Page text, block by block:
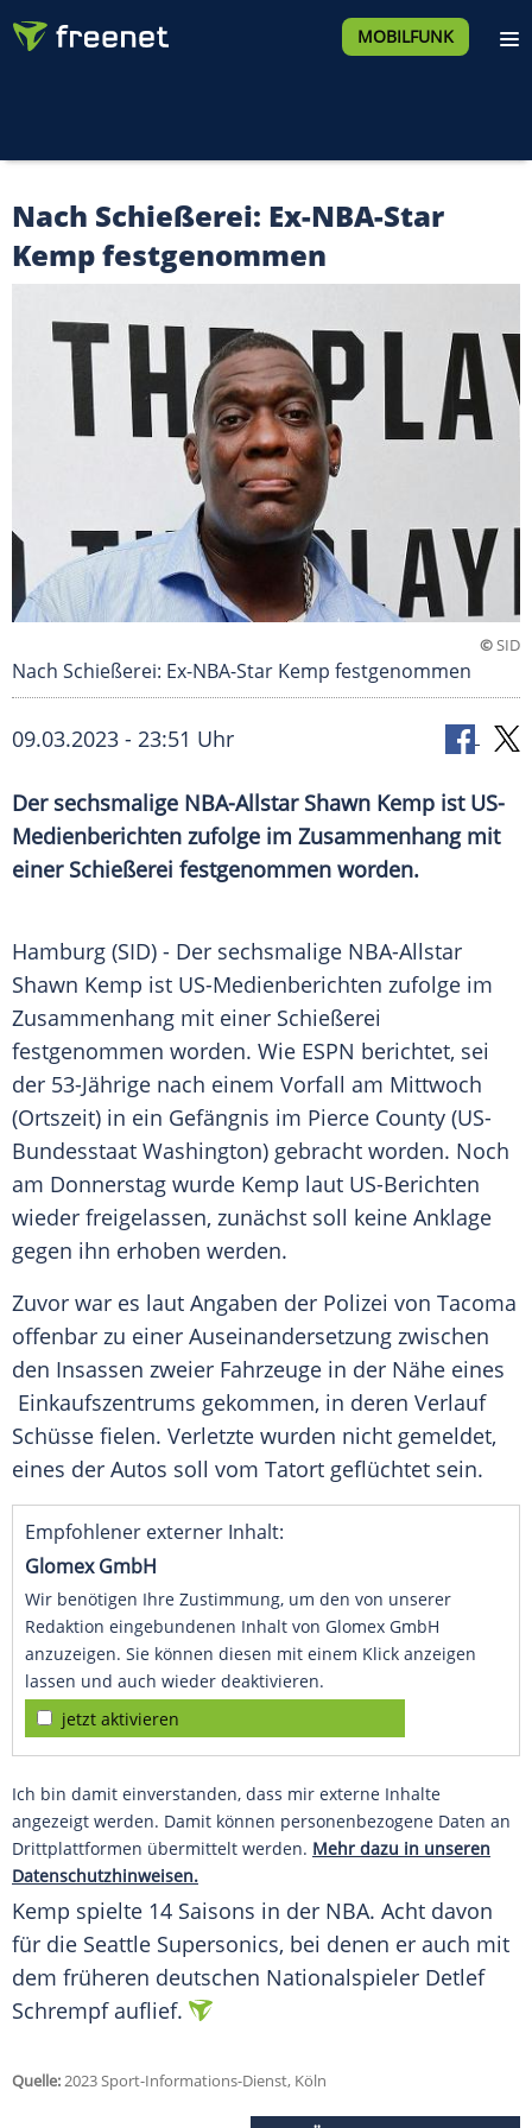
MOBILFUNK
Nach Schießerei: Ex-NBA-Star
Kemp festgenommen
©SID
Nach Schießerei: Ex-NBA-Star Kemp festgenommen
09.03.2023 - 23:51 Uhr
Der sechsmalige NBA-Allstar Shawn Kemp ist US-
Medienberichten zufolge im Zusammenhang mit
einer Schießerei festgenommen worden.
Hamburg (SID) - Der sechsmalige NBA-Allstar
Shawn Kemp ist US-Medienberichten zufolge im
Zusammenhang mit einer Schießerei
festgenommen worden. Wie ESPN berichtet, sei
der 53-Jährige nach einem Vorfall am Mittwoch
(Ortszeit) in ein Gefängnis im Pierce County (US-
Bundesstaat Washington) gebracht worden. Noch
am Donnerstag wurde Kemp laut US-Berichten
wieder freigelassen, zunächst soll keine Anklage
gegen ihn erhoben werden.
Zuvor war es laut Angaben der Polizei von Tacoma
offenbar zu einer Auseinandersetzung zwischen
den Insassen zweier Fahrzeuge in der Nähe eines
Einkaufszentrums gekommen, in deren Verlauf
Schüsse fielen. Verletzte wurden nicht gemeldet,
eines der Autos soll vom Tatort geflüchtet sein.
Empfohlener externer Inhalt:
Glomex GmbH
Wir benötigen Ihre Zustimmung, um den von unserer
Redaktion eingebundenen Inhalt von Glomex GmbH
anzuzeigen. Sie können diesen mit einem Klick anzeigen
lassen und auch wieder deaktivieren.
jetzt aktivieren
Ich bin damit einverstanden, dass mir externe Inhalte
angezeigt werden. Damit können personenbezogene Daten an
Drittplattformen übermittelt werden. Mehr dazu in unseren
Datenschutzhinweisen.
Kemp spielte 14 Saisons in der NBA. Acht davon
für die Seattle Supersonics, bei denen er auch mit
dem früheren deutschen Nationalspieler Detlef
Schrempfauflief.
Quelle:2023 Sport-Informations-Dienst, Köln